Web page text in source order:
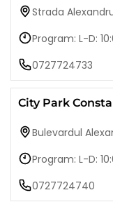
Strada
Program: L-D:
0727724733
City Park
Bulevardul
Program: L-D:
0727724740